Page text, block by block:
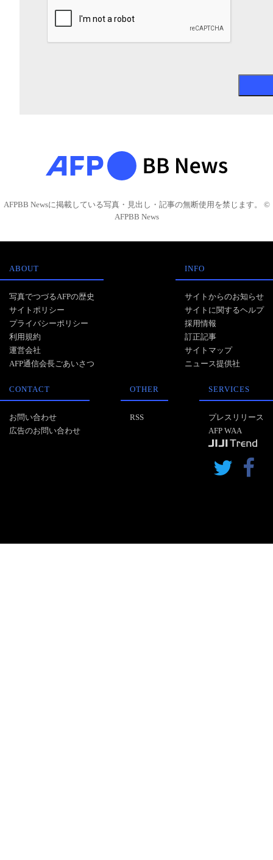
AFPBB Newsに掲載している写真・見出し・記事の無断使用を禁じます。 ©
AFPBB News
ABOUT
写真でつづるAFPの歴史
サイトポリシー
プライバシーポリシー
利用規約
運営会社
AFP通信会長ごあいさつ
INFO
サイトからのお知らせ
サイトに関するヘルプ
採用情報
訂正記事
サイトマップ
ニュース提供社
CONTACT
お問い合わせ
広告のお問い合わせ
OTHER
RSS
SERVICES
プレスリリース
AFP WAA